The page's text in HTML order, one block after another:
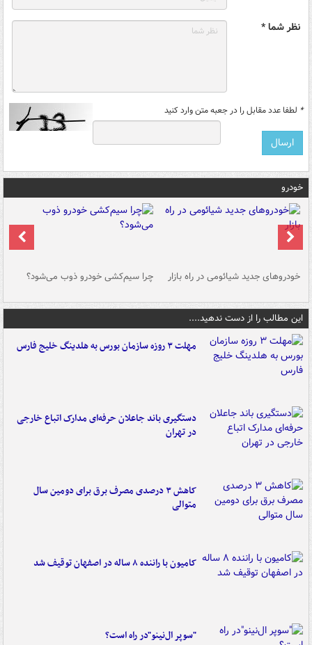
نظر شما *
* لطفا عدد مقابل را در جعبه متن وارد کنید
خودرو
خودروهای جدید شیائومی در راه بازار چرا سیم‌کشی خودرو ذوب می‌شود؟
این مطالب را از دست ندهید....
مهلت ۳ روزه سازمان بورس به هلدینگ خلیج فارس
دستگیری باند جاعلان حرفه‌ای مدارک اتباع خارجی
در تهران
کاهش ۳ درصدی مصرف برق برای دومین سال
متوالی
کامیون با راننده ۸ ساله در اصفهان توقیف شد
"سوپر ال‌نینو"در راه است؟